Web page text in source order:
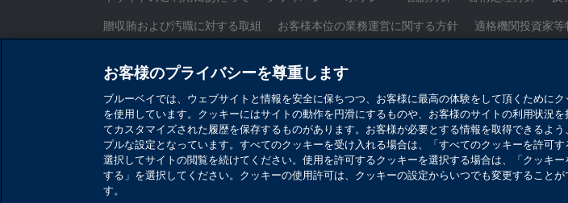
贈収賄および汚職に対する取組 お客様本位の業務運営に関する方針 適格機関投資家
ブルーベイ・アセット・マネジメント・インターナショナル・リミテッド
金融商品取引業者 関東財務局長（金商）第1029号
加入協会：一般社団法人資産運用業協会／一般社団法人第二種金融商品取引業
お客様のプライバシーを尊重します
ブルーベイでは、ウェブサイトと情報を安全に保ちつつ、お客様に最高の体験をして頂くためにク
を使用しています。クッキーにはサイトの動作を円滑にするものや、お客様のサイトの利用状況を
てカスタマイズされた履歴を保存するものがあります。お客様が必要とする情報を取得できるよう
プルな設定となっています。すべてのクッキーを受け入れる場合は、「すべてのクッキーを許可す
選択してサイトの閲覧を続けてください。使用を許可するクッキーを選択する場合は、「クッキー
する」を選択してください。クッキーの使用許可は、クッキーの設定からいつでも変更することが
す。